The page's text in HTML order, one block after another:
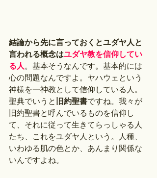
結論から先に言っておくとユダヤ人と
言われる概念はユダヤ教を信仰してい
る人 。基本そうなんです。基本的には
心の問題なんですよ。ヤハウェという
神様を一神教として信仰している人。
聖典でいうと 旧約聖書ですね。我々が
旧約聖書と呼んでいるものを信仰し
て、それに従って生きてらっしゃる人
たち、これをユダヤ人という。人種、
いわゆる肌の色とか、あんまり関係な
いんですよね。